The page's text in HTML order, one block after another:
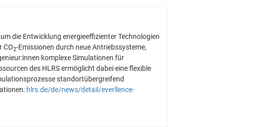
die Entwicklung energieeffizienter Technologien
CO2-Emissionen durch neue Antriebssysteme,
komplexe Simulationen für
des HLRS ermöglicht dabei eine flexible
standortübergreifend
hlrs.de/de/news/detail/everllence-